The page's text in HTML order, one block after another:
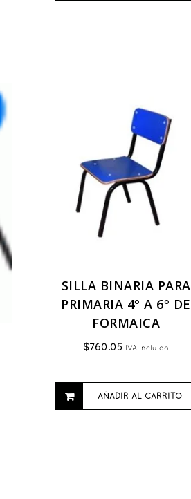
SILLA BINARIA PARA
PRIMARIA 4° A 6° DE
FORMAICA
$760.05 IVA incluido
AÑADIR AL CARRITO